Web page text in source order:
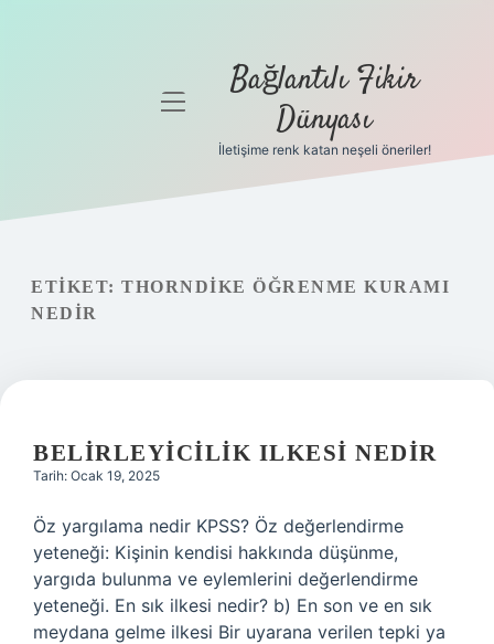
Gizlilik
Yasal Uyarı
menüyü
Bağlantılı Fikir
Dünyası
İletişime renk katan neşeli öneriler!
ETIKET: THORNDIKE ÖĞRENME KURAMI
NEDIR
BELIRLEYICILIK ILKESI NEDIR
Tarih: Ocak 19, 2025
Öz yargılama nedir KPSS? Öz değerlendirme
yeteneği: Kişinin kendisi hakkında düşünme,
yargıda bulunma ve eylemlerini değerlendirme
yeteneği. En sık ilkesi nedir? b) En son ve en sık
meydana gelme ilkesi Bir uyarana verilen tepki ya